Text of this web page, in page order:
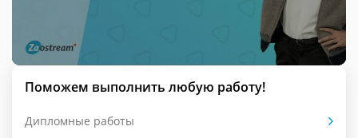
Поможем выполнить любую работу!
Дипломные работы